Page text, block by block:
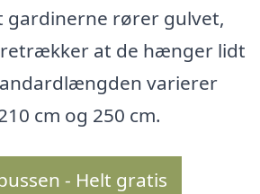
rører gulvet,
at de hænger lidt
varierer
cm og 250 cm.
- Helt gratis